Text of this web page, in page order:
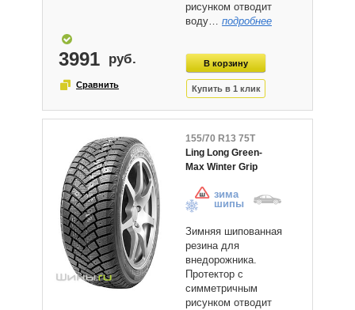
рисунком отводит
воду… подробнее
3991
155/70 R13 75T
Ling Long Green-
Max Winter Grip
зима
шипы
Зимняя шипованная
резина для
внедорожника.
Протектор с
симметричным
рисунком отводит